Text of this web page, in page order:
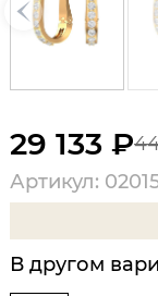
29 133 ₽
Артикул:
В другом